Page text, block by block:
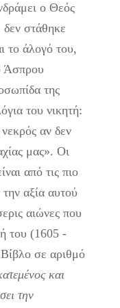
ο Θεός
στάθηκε
το άλογό του,
Άσπρου
της
του νικητή:
αν δεν
μας». Οι
από τις πιο
την αξία αυτού
αιώνες που
του (1605 -
σε αριθμό
και
την